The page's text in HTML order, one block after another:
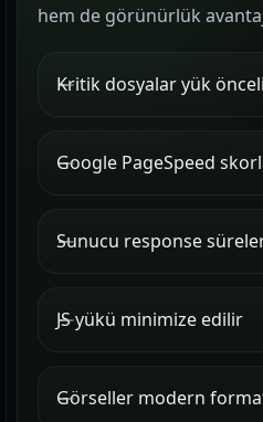
hem de görünürlük
Kritik dosyalar yük
Google PageSpeed
Sunucu response
JS yükü minimize edilir
Görseller modern